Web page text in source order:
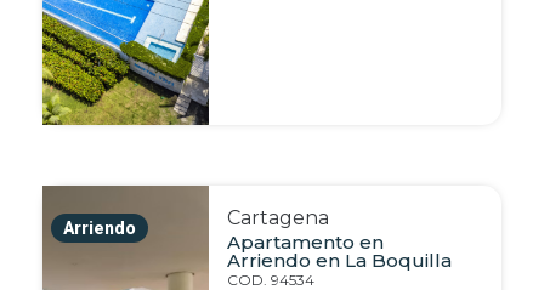
Arriendo
Cartagena
Apartamento en
Arriendo en La Boquilla
COD. 94534